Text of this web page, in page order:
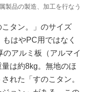
製品の製造、加工を行なう
タン。」のサイズ
はやPC用ではなく
のアルミ板（アルマイ
は約8kg。無地のほ
れた「すのこタン。